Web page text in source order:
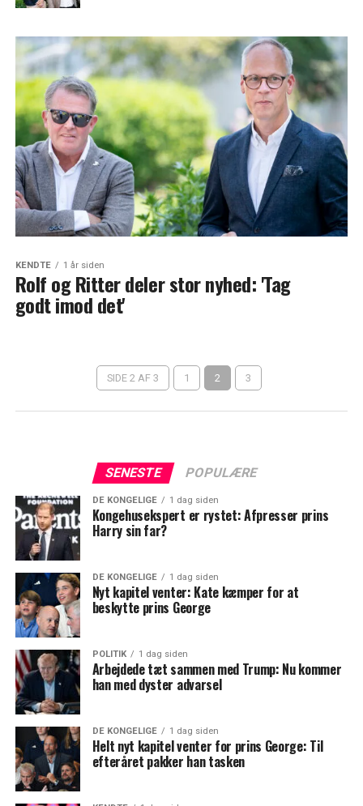
KENDTE 1 år siden
Rolf og Ritter deler stor nyhed: 'Tag
godt imod det'
SIDE 2 AF 3 1 2 3
SENESTE POPULÆRE
DE KONGELIGE 1 dag siden
Kongehusekspert er rystet: Afpresser prins
Harry sin far?
DE KONGELIGE 1 dag siden
Nyt kapitel venter: Kate kæmper for at
beskytte prins George
POLITIK 1 dag siden
Arbejdede tæt sammen med Trump: Nu kommer
han med dyster advarsel
DE KONGELIGE 1 dag siden
Helt nyt kapitel venter for prins George: Til
efteråret pakker han tasken